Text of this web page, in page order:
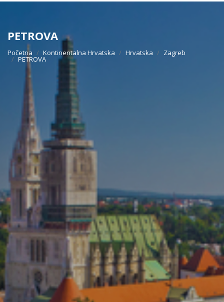
PETROVA
Početna Kontinentalna Hrvatska Hrvatska Zagreb
PETROVA